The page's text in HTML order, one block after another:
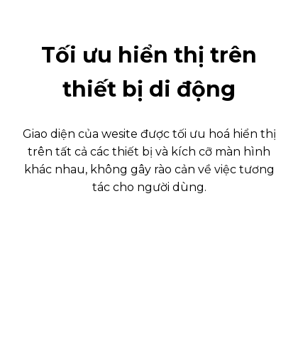
Tối ưu hiển thị trên
thiết bị di động
Giao diện của wesite được tối ưu hoá hiển thị
trên tất cả các thiết bị và kích cỡ màn hình
khác nhau, không gây rào cản về việc tương
tác cho người dùng.